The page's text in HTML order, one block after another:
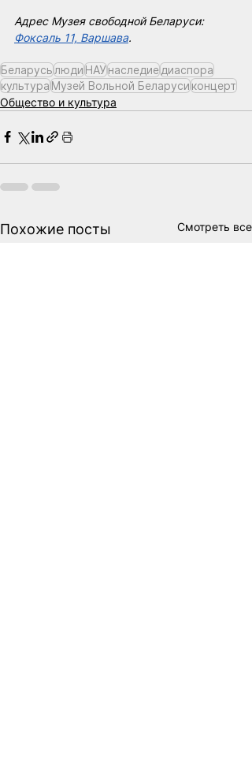
Адрес Музея свободной Беларуси:
Фоксаль 11, Варшава.
БеларусьлюдиНАУнаследиедиаспора
культураМузей Вольной Беларусиконцерт
Общество и культура
Похожие посты Смотреть все